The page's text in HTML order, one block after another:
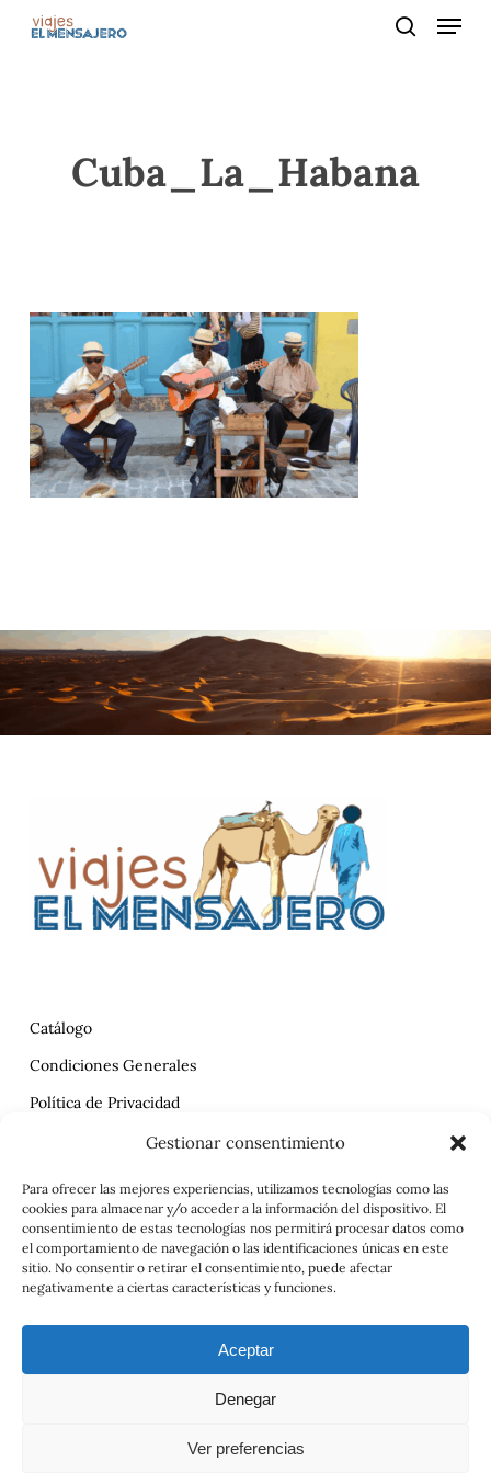
Gestionar consentimiento
Para ofrecer las mejores experiencias, utilizamos tecnologías como las
cookies para almacenar y/o acceder a la información del dispositivo. El
consentimiento de estas tecnologías nos permitirá procesar datos como
el comportamiento de navegación o las identificaciones únicas en este
sitio. No consentir o retirar el consentimiento, puede afectar
negativamente a ciertas características y funciones.
Aceptar
Denegar
Ver preferencias
Menu
Cuba_La_Habana
Catálogo
Condiciones Generales
Política de Privacidad
Aviso Legal
© 2026 Viajes el Mensajero. |maria@viajeselmensajero.com